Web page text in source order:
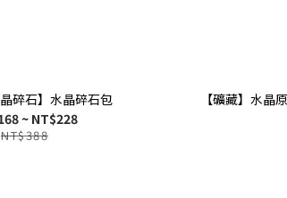
晶碎石】水晶碎石包
~ NT$228
NT$388
【礦藏】水晶